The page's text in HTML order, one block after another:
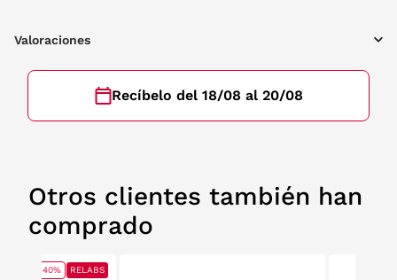
Valoraciones
Recíbelo del 18/08 al 20/08
Otros clientes también han
comprado
40% RELABS